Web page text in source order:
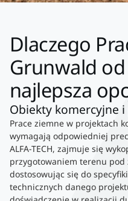
Dlaczego
Grunwald od
najlepsza
Obiekty komercyjne
Prace ziemne w projektach
wymagają odpowiedniej
ALFA-TECH, zajmuje się
przygotowaniem terenu
dostosowując się do
technicznych danego